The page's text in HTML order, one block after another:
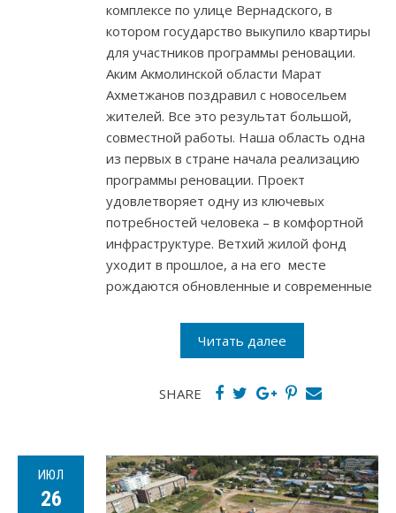
комплексе по улице Вернадского, в
котором государство выкупило квартиры
для участников программы реновации.
Аким Акмолинской области Марат
Ахметжанов поздравил с новосельем
жителей. Все это результат большой,
совместной работы. Наша область одна
из первых в стране начала реализацию
программы реновации. Проект
удовлетворяет одну из ключевых
потребностей человека – в комфортной
инфраструктуре. Ветхий жилой фонд
уходит в прошлое, а на его месте
рождаются обновленные и современные
Читать далее
SHARE
ИЮЛ
26